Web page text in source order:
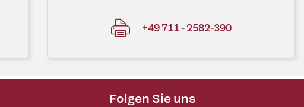
+49 711 - 2582-390
Folgen Sie uns